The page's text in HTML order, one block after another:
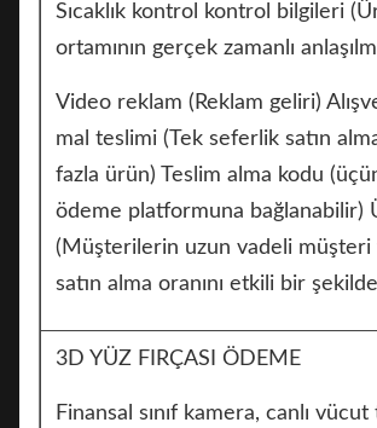
Sıcaklık kontrol kontrol bilgileri
ortamının gerçek zamanlı
Video reklam (Reklam geliri)
mal teslimi (Tek seferlik satın
fazla ürün) Teslim alma kodu
ödeme platformuna bağlanabilir)
(Müşterilerin uzun vadeli müşteri
satın alma oranını etkili bir
3D YÜZ FIRÇASI ÖDEME
Finansal sınıf kamera, canlı vücut